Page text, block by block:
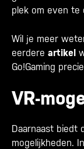
plek om even te
Wil je meer
eerdere artikel
Go!Gaming
VR-
Daarnaast biedt
mogelijkheden.